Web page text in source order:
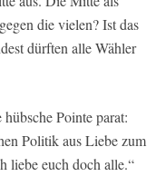
die vielen? Ist das
dürften alle Wähler
Pointe parat:
Politik aus Liebe zum
liebe euch doch alle.“